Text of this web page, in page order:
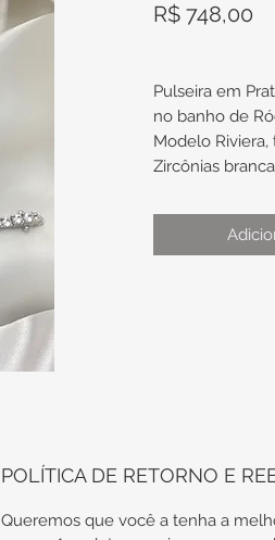
R$ 748,00
Pulseira em
no banho de
Modelo
Zircônias
Obs.: todas as
específicas,
POLÍTICA DE RETORNO E
Queremos que você a tenha a